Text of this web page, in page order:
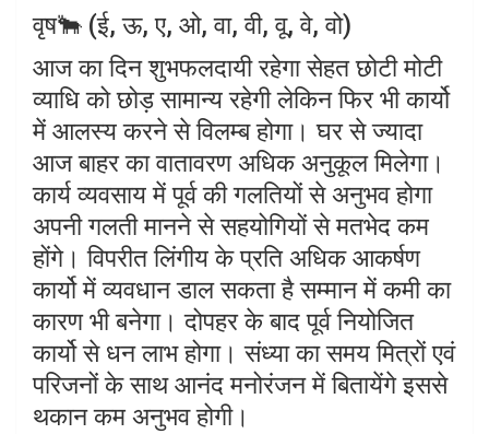
वृष🐂 (ई, ऊ, ए, ओ, वा, वी, वू, वे, वो)
आज का दिन शुभफलदायी रहेगा सेहत छोटी मोटी
व्याधि को छोड़ सामान्य रहेगी लेकिन फिर भी कार्यो
में आलस्य करने से विलम्ब होगा। घर से ज्यादा
आज बाहर का वातावरण अधिक अनुकूल मिलेगा।
कार्य व्यवसाय में पूर्व की गलतियों से अनुभव होगा
अपनी गलती मानने से सहयोगियों से मतभेद कम
होंगे। विपरीत लिंगीय के प्रति अधिक आकर्षण
कार्यो में व्यवधान डाल सकता है सम्मान में कमी का
कारण भी बनेगा। दोपहर के बाद पूर्व नियोजित
कार्यो से धन लाभ होगा। संध्या का समय मित्रों एवं
परिजनों के साथ आनंद मनोरंजन में बितायेंगे इससे
थकान कम अनुभव होगी।